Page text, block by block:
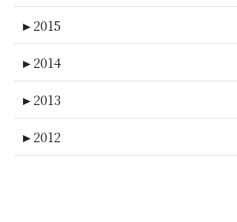
►2015
►2014
►2013
►2012